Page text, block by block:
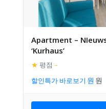
Apartment –
‘Kurhaus’
★ 평점 –
할인특가 바로보기